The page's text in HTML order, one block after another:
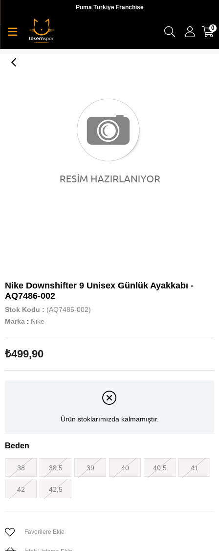
Puma Türkiye Franchise
0
Nike Downshifter 9 Unisex Günlük Ayakkabı -
AQ7486-002
Stok Kodu
(AQ7486-002)
Marka : Nike
₺499,90
Ürün stoklarımızda kalmamıştır.
Beden
38 38,5 39 40 40,5 41
42 42,5
Favorilere Ekle